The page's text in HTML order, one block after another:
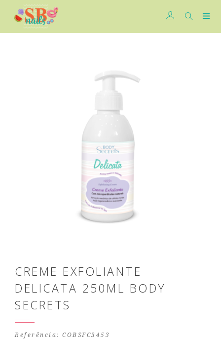
CREME EXFOLIANTE
DELICATA 250ML BODY
SECRETS
Referência: COBSFC3453